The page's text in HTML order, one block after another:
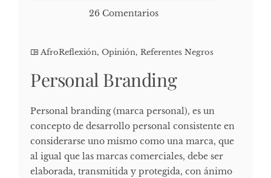
26 Comentarios
AfroReflexión, Opinión, Referentes Negros
Personal Branding
Personal branding (marca personal), es un
concepto de desarrollo personal consistente en
considerarse uno mismo como una marca, que
al igual que las marcas comerciales, debe ser
elaborada, transmitida y protegida, con ánimo